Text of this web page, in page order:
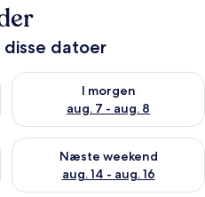
datoer
6 - aug. 7
I morgen
aug. 7 - aug. 8
Tjek tilgængelighed for i
aug. 7 - aug. 9
Næste weekend
aug. 14 - aug. 16
Tjek tilgængelighed for næste